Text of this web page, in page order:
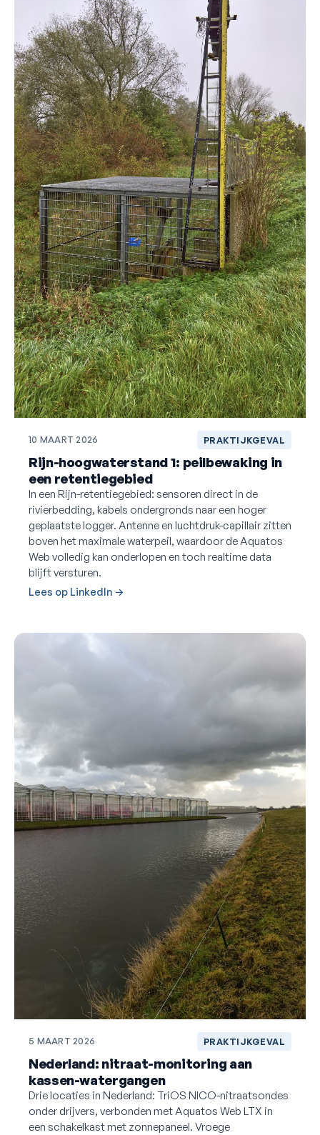
10 MAART 2026 PRAKTIJKGEVAL
Rijn-hoogwaterstand 1: peilbewaking in
een retentiegebied
In een Rijn-retentiegebied: sensoren direct in de
rivierbedding, kabels ondergronds naar een hoger
geplaatste logger. Antenne en luchtdruk-capillair zitten
boven het maximale waterpeil, waardoor de Aquatos
Web volledig kan onderlopen en toch realtime data
blijft versturen.
Lees op LinkedIn →
5 MAART 2026 PRAKTIJKGEVAL
Nederland: nitraat-monitoring aan
kassen-watergangen
Drie locaties in Nederland: TriOS NICO-nitraatsondes
onder drijvers, verbonden met Aquatos Web LTX in
een schakelkast met zonnepaneel. Vroege